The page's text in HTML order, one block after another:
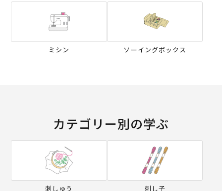
ミシン ソーイングボックス
カテゴリー別の学ぶ
刺しゅう 刺し子